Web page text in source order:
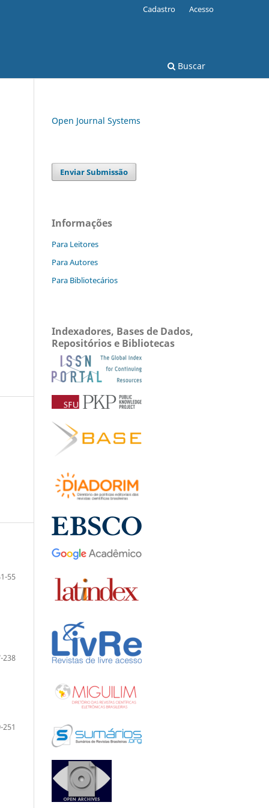
Buscar
Cadastro Acesso
55
238
251
Open Journal Systems
Enviar Submissão
Informações
Para Leitores
Para Autores
Para Bibliotecários
Indexadores, Bases de Dados,
Repositórios e Bibliotecas